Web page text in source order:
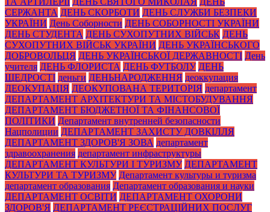
СЕРЖАНТА ДЕНЬ СКОРБОТИ ДЕНЬ СЛУЖБИ БЕЗПЕКИ
УКРАЇНИ День Соборности ДЕНЬ СОБОРНОСТІ УКРАЇНИ
ДЕНЬ СТУДЕНТА ДЕНЬ СУХОПУТНИХ ВІЙСЬК ДЕНЬ
СУХОПУТНИХ ВІЙСЬК УКРАЇНИ ДЕНЬ УКРАЇНСЬКОГО
ДОБРОВОЛЬЦЯ ДЕНЬ УКРАЇНСЬКОЇ ДЕРЖАВНОСТІ День
учителя ДЕНЬ ФЛОРИСТА ДЕНЬ ФУТБОЛУ ДЕНЬ
ЩЕДРОСТІ деньги ДЕНЬНАРОДЖЕННЯ деоккупация
ДЕОКУПАЦІЯ ДЕОКУПОВАНА ТЕРИТОРІЯ департамент
ДЕПАРТАМЕНТ АРХІТЕКТУРИ ТА МІСТОБУДУВАННЯ
ДЕПАРТАМЕНТ БЮДЖЕТНОЇ ТА ФІНАНСОВОЇ
ПОЛІТИКИ Департамент внутренней безопасности
Нацполиции ДЕПАРТАМЕНТ ЗАХИСТУ ДОВКІЛЛЯ
ДЕПАРТАМЕНТ ЗДОРОВ'Я ЗОВА департамент
здравоохранения департамент инфраструктуры
ДЕПАРТАМЕНТ КУЛЬТУРИ І ТУРИЗМУ ДЕПАРТАМЕНТ
КУЛЬТУРИ ТА ТУРИЗМУ Департамент культуры и туризма
департамент образования Департамент образования и науки
ДЕПАРТАМЕНТ ОСВІТИ ДЕПАРТАМЕНТ ОХОРОНИ
ЗДОРОВ'Я ДЕПАРТАМЕНТ РЕЄСТРАЦІЙНИХ ПОСЛУГ